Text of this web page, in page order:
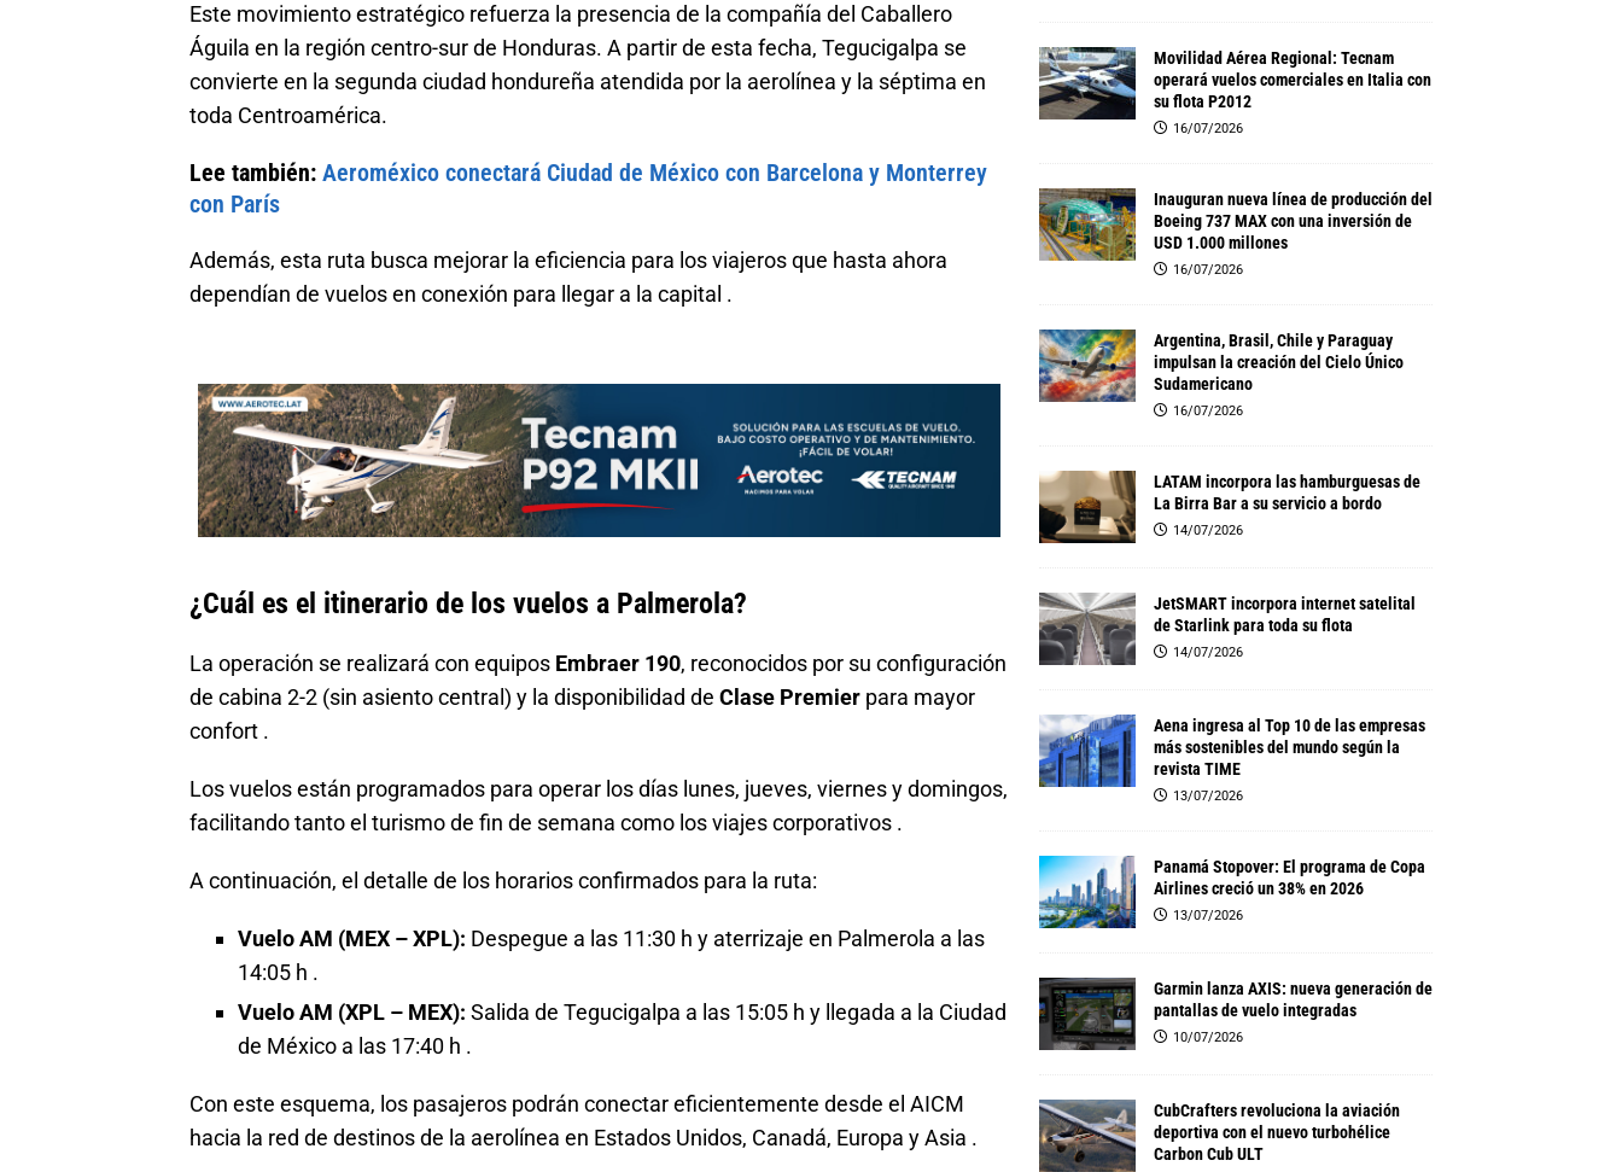
Este movimiento estratégico refuerza la presencia de la compañía del Caballero
Águila en la región centro-sur de Honduras. A partir de esta fecha, Tegucigalpa se
convierte en la segunda ciudad hondureña atendida por la aerolínea y la séptima en
toda Centroamérica.
Lee también: Aeroméxico conectará Ciudad de México con Barcelona y Monterrey
con París
Además, esta ruta busca mejorar la eficiencia para los viajeros que hasta ahora
dependían de vuelos en conexión para llegar a la capital .
¿Cuál es el itinerario de los vuelos a Palmerola?
La operación se realizará con equipos Embraer 190, reconocidos por su configuración
de cabina 2-2 (sin asiento central) y la disponibilidad de Clase Premier para mayor
confort .
Los vuelos están programados para operar los días lunes, jueves, viernes y domingos,
facilitando tanto el turismo de fin de semana como los viajes corporativos .
A continuación, el detalle de los horarios confirmados para la ruta:
Vuelo AM (MEX – XPL): Despegue a las 11:30 h y aterrizaje en Palmerola a las
14:05 h .
Vuelo AM (XPL – MEX): Salida de Tegucigalpa a las 15:05 h y llegada a la Ciudad
de México a las 17:40 h .
Con este esquema, los pasajeros podrán conectar eficientemente desde el AICM
hacia la red de destinos de la aerolínea en Estados Unidos, Canadá, Europa y Asia .
Movilidad Aérea Regional: Tecnam
operará vuelos comerciales en Italia con
su flota P2012
16/07/2026
Inauguran nueva línea de producción del
Boeing 737 MAX con una inversión de
USD 1.000 millones
16/07/2026
Argentina, Brasil, Chile y Paraguay
impulsan la creación del Cielo Único
Sudamericano
16/07/2026
LATAM incorpora las hamburguesas de
La Birra Bar a su servicio a bordo
14/07/2026
JetSMART incorpora internet satelital
de Starlink para toda su flota
14/07/2026
Aena ingresa al Top 10 de las empresas
más sostenibles del mundo según la
revista TIME
13/07/2026
Panamá Stopover: El programa de Copa
Airlines creció un 38% en 2026
13/07/2026
Garmin lanza AXIS: nueva generación de
pantallas de vuelo integradas
10/07/2026
CubCrafters revoluciona la aviación
deportiva con el nuevo turbohélice
Carbon Cub ULT